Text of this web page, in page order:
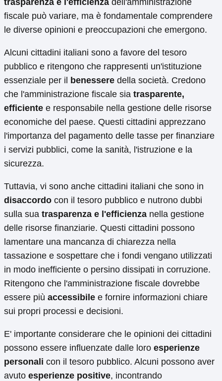
fiscale può variare, ma è fondamentale comprendere
le diverse opinioni e preoccupazioni che emergono.
Alcuni cittadini italiani sono a favore del tesoro
pubblico e ritengono che rappresenti un'istituzione
essenziale per il benessere della società. Credono
che l'amministrazione fiscale sia trasparente,
efficiente e responsabile nella gestione delle risorse
economiche del paese. Questi cittadini apprezzano
l'importanza del pagamento delle tasse per finanziare
i servizi pubblici, come la sanità, l'istruzione e la
sicurezza.
Tuttavia, vi sono anche cittadini italiani che sono in
disaccordo con il tesoro pubblico e nutrono dubbi
sulla sua trasparenza e l'efficienza nella gestione
delle risorse finanziarie. Questi cittadini possono
lamentare una mancanza di chiarezza nella
tassazione e sospettare che i fondi vengano utilizzati
in modo inefficiente o persino dissipati in corruzione.
Ritengono che l'amministrazione fiscale dovrebbe
essere più accessibile e fornire informazioni chiare
sui propri processi e decisioni.
E' importante considerare che le opinioni dei cittadini
possono essere influenzate dalle loro esperienze
personali con il tesoro pubblico. Alcuni possono aver
avuto esperienze positive, incontrando